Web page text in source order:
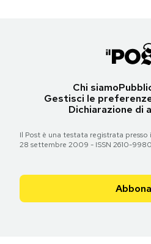
Chi siamo
Gestisci le
Dichiarazione di
Il Post è una testata registrata presso
28 settembre 2009 - ISSN 2610-9980